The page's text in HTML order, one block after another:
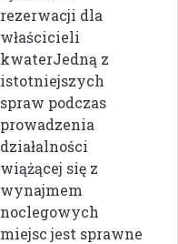
rezerwacji dla
właścicieli
kwaterJedną z
istotniejszych
spraw podczas
prowadzenia
działalności
wiążącej się z
wynajmem
noclegowych
miejsc jest sprawne